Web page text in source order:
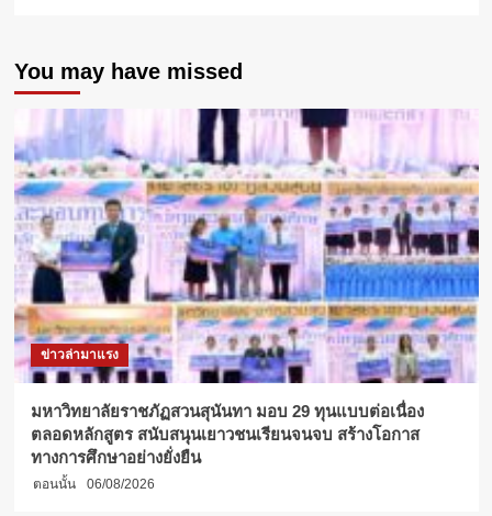
มมี่
–
ธน
แสง
ประทีป”
นศ.
ม.รังสิต
เด็ก
ไทย
ไกล
ถิ่น
ความ
ฝัน
ที่
เป็น
จริง
ใน
ต่าง
แดน
You may have missed
ข่าวล่ามาแรง
มหาวิทยาลัยราชภัฏสวนสุนันทา มอบ 29 ทุนแบบต่อเนื่อง
ตลอดหลักสูตร สนับสนุนเยาวชนเรียนจนจบ สร้างโอกาส
ทางการศึกษาอย่างยั่งยืน
ตอนนั้น 06/08/2026